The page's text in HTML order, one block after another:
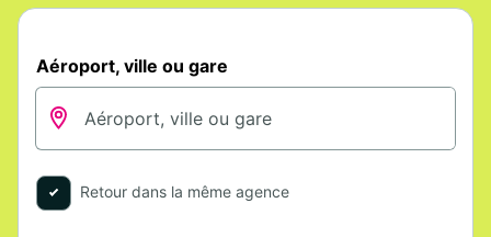
Aéroport, ville ou gare
Retour dans la même agence